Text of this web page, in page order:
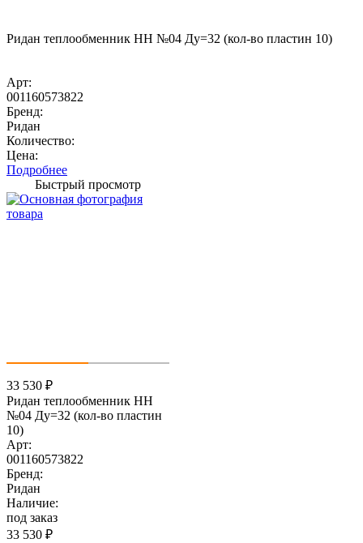
Ридан теплообменник НН №04 Ду=32 (кол-во пластин 10)
Арт:
001160573822
Бренд:
Ридан
Количество:
Цена:
Подробнее
Быстрый просмотр
33 530 ₽
Ридан теплообменник НН
№04 Ду=32 (кол-во пластин
10)
Арт:
001160573822
Бренд:
Ридан
Наличие:
под заказ
33 530 ₽